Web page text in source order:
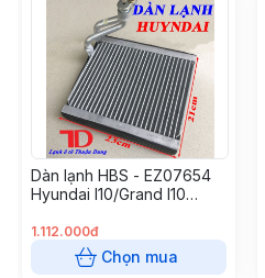
Dàn lạnh HBS - EZ07654
Hyundai I10/Grand I10
1.112.000đ
Chọn mua